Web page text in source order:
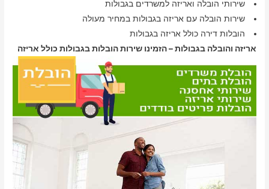
שירותי הובלה ואריזה למשרדים בגבולות
שירות הובלה עם אריזה בגבולות במחיר מעולה
הובלות דירה כולל אריזה בגבולות
אריזה והובלה בגבולות – הזמינו שירות הובלות בגבולות כולל אריזה